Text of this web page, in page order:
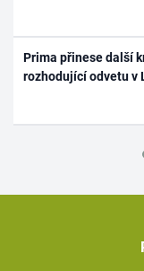
Prima přinese další
rozhodující odvetu v